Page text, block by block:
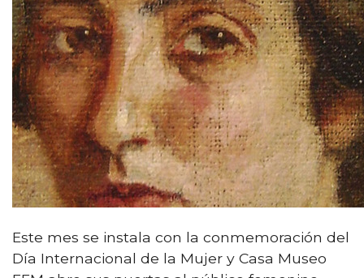
Este mes se instala con la conmemoración del
Día Internacional de la Mujer y Casa Museo